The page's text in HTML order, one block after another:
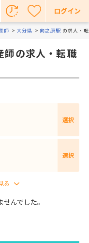
ログイン
師 大分県 向之原駅 の求人・
師の求人・転職
選択
選択
んでした。